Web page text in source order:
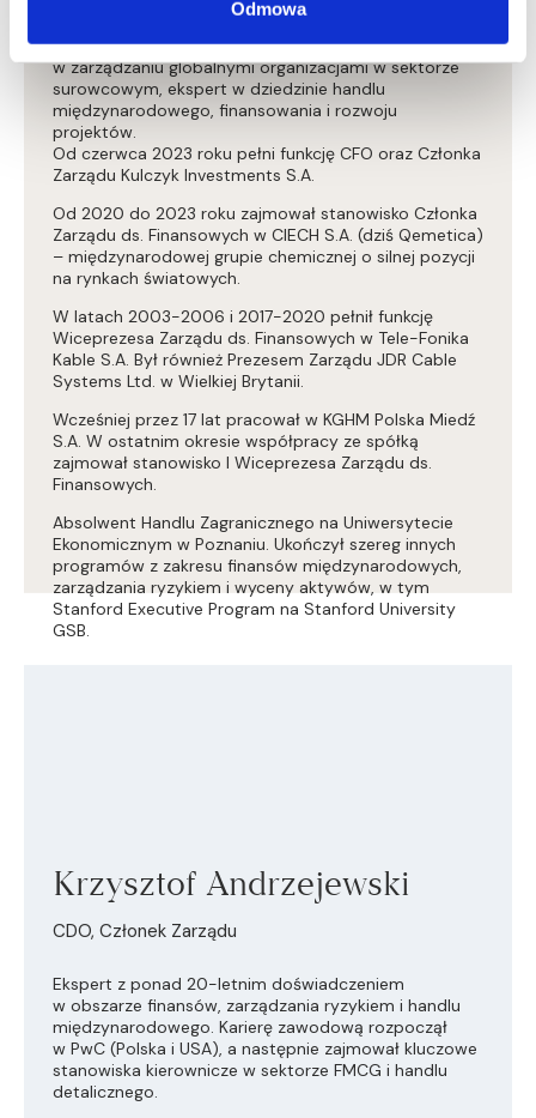
Odmowa
Menedżer z blisko 30-letnim doświadczeniem
w zarządzaniu globalnymi organizacjami w sektorze
surowcowym, ekspert w dziedzinie handlu
międzynarodowego, finansowania i rozwoju
projektów.
Od czerwca 2023 roku pełni funkcję CFO oraz Członka
Zarządu Kulczyk Investments S.A.
Od 2020 do 2023 roku zajmował stanowisko Członka
Zarządu ds. Finansowych w CIECH S.A. (dziś Qemetica)
– międzynarodowej grupie chemicznej o silnej pozycji
na rynkach światowych.
W latach 2003-2006 i 2017-2020 pełnił funkcję
Wiceprezesa Zarządu ds. Finansowych w Tele-Fonika
Kable S.A. Był również Prezesem Zarządu JDR Cable
Systems Ltd. w Wielkiej Brytanii.
Wcześniej przez 17 lat pracował w KGHM Polska Miedź
S.A. W ostatnim okresie współpracy ze spółką
zajmował stanowisko I Wiceprezesa Zarządu ds.
Finansowych.
Absolwent Handlu Zagranicznego na Uniwersytecie
Ekonomicznym w Poznaniu. Ukończył szereg innych
programów z zakresu finansów międzynarodowych,
zarządzania ryzykiem i wyceny aktywów, w tym
Stanford Executive Program na Stanford University
GSB.
Krzysztof Andrzejewski
CDO, Członek Zarządu
Ekspert z ponad 20-letnim doświadczeniem
w obszarze finansów, zarządzania ryzykiem i handlu
międzynarodowego. Karierę zawodową rozpoczął
w PwC (Polska i USA), a następnie zajmował kluczowe
stanowiska kierownicze w sektorze FMCG i handlu
detalicznego.